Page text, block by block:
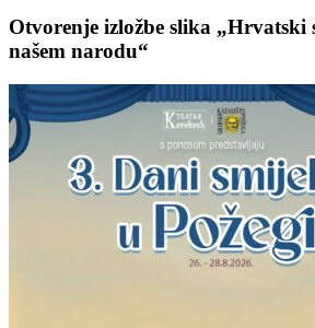
Otvorenje izložbe slika „Hrvatski
našem narodu“